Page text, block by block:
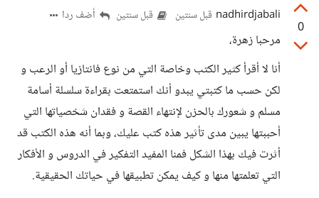
0
nadhirdjabali قبل سنتين قبل سنتين أضف ردا
مرحبا زهرة،
أنا لا أقرأ كثير الكتب وخاصة التي من نوع فانتازيا أو الرعب و
لكن حسب ما كتبتي يبدو أنك استمتعت بقراءة سلسلة أسامة
مسلم و شعورك بالحزن لإنتهاء القصة و فقدان شخصياتها التي
أحببتها يبين مدى تأثير هذه كتب عليك، وبما أنه هذه الكتب قد
أثرت فيك بهذا الشكل فمنا المفيد التفكير في الدروس و الأفكار
التي تعلمتها منها و كيف يمكن تطبيقها في حياتك الحقيقية.